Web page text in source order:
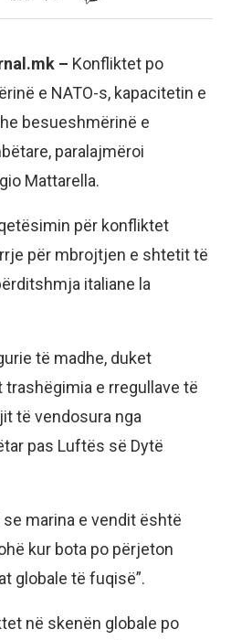
– Konfliktet po
e NATO-s, kapacitetin e
besueshmërinë e
paralajmëroi
Mattarella.
për konfliktet
për mbrojtjen e shtetit të
italiane la
të madhe, duket
e rregullave të
të vendosura nga
pas Luftës së Dytë
marina e vendit është
kur bota po përjeton
globale të fuqisë”.
në skenën globale po